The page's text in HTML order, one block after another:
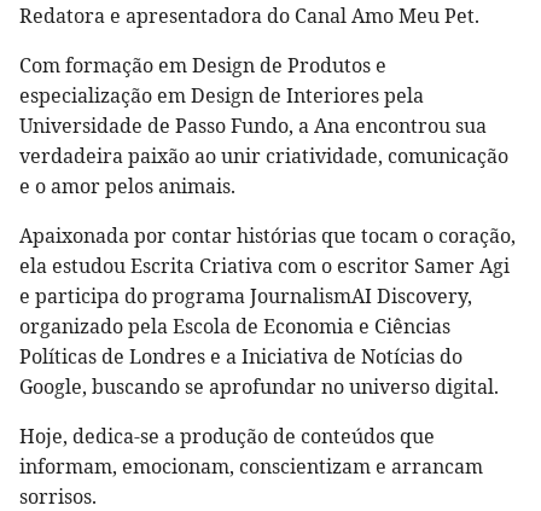
Redatora e apresentadora do Canal Amo Meu Pet.
Com formação em Design de Produtos e
especialização em Design de Interiores pela
Universidade de Passo Fundo, a Ana encontrou sua
verdadeira paixão ao unir criatividade, comunicação
e o amor pelos animais.
Apaixonada por contar histórias que tocam o coração,
ela estudou Escrita Criativa com o escritor Samer Agi
e participa do programa JournalismAI Discovery,
organizado pela Escola de Economia e Ciências
Políticas de Londres e a Iniciativa de Notícias do
Google, buscando se aprofundar no universo digital.
Hoje, dedica-se a produção de conteúdos que
informam, emocionam, conscientizam e arrancam
sorrisos.